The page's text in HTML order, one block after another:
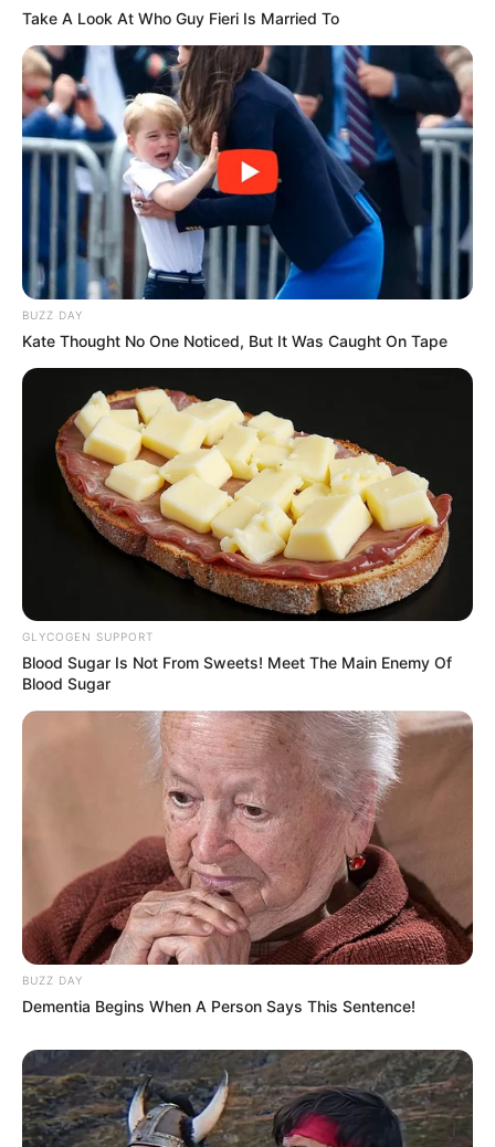
19:59 / 06 Avqust 2026 CƏMİYYƏT
Bu məktəblər üzrə vakansiya seçimi
başlayır
0 0
19:37 / 06 Avqust 2026 CƏMİYYƏT
Nazirlik küləklə bağlı XƏBƏRDARLIQ
Dənizə GİRMƏYİN
78
19:30 / 06 Avqust 2026 CƏMİYYƏT
Xanım Sultanova yüksək vəzifəyə təyin
Take A Look At Who Guy Fieri Is Married To
BUZZ DAY
Kate Thought No One Noticed, But It Was Caught On Tape
GLYCOGEN SUPPORT
Blood Sugar Is Not From Sweets! Meet The Main Enemy Of
Blood Sugar
BUZZ DAY
Dementia Begins When A Person Says This Sentence!